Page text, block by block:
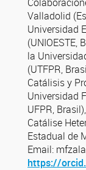
Valladolid
Universidad
(UNIOESTE,
la
(UTFPR,
Catálisis y
Universidad
UFPR,
Catálise
Estadual de
Email:
https://